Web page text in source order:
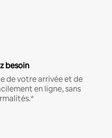
besoin
de votre arrivée et de
en ligne, sans